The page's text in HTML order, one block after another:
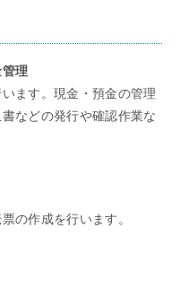
管理
ます。現金・預金の管理
などの発行や確認作業な
の作成を行います。